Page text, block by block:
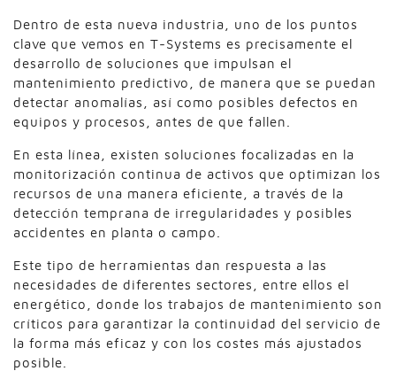
Dentro de esta nueva industria, uno de los puntos
clave que vemos en T-Systems es precisamente el
desarrollo de soluciones que impulsan el
mantenimiento predictivo, de manera que se puedan
detectar anomalías, así como posibles defectos en
equipos y procesos, antes de que fallen.
En esta línea, existen soluciones focalizadas en la
monitorización continua de activos que optimizan los
recursos de una manera eficiente, a través de la
detección temprana de irregularidades y posibles
accidentes en planta o campo.
Este tipo de herramientas dan respuesta a las
necesidades de diferentes sectores, entre ellos el
energético, donde los trabajos de mantenimiento son
críticos para garantizar la continuidad del servicio de
la forma más eficaz y con los costes más ajustados
posible.